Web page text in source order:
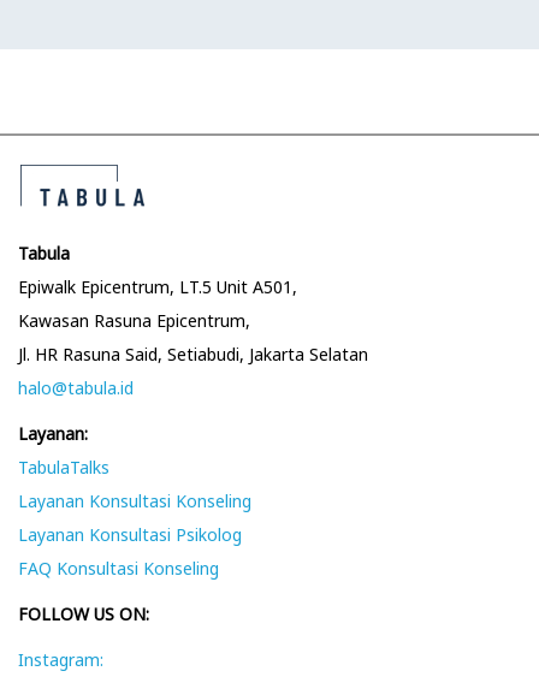
Tabula
Epiwalk Epicentrum, LT.5 Unit A501,
Kawasan Rasuna Epicentrum,
Jl. HR Rasuna Said, Setiabudi, Jakarta Selatan
halo@tabula.id
Layanan:
TabulaTalks
Layanan Konsultasi Konseling
Layanan Konsultasi Psikolog
FAQ Konsultasi Konseling
FOLLOW US ON:
Instagram: